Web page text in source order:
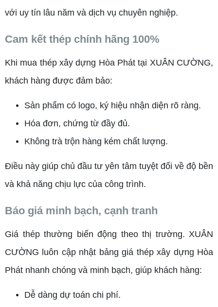
với uy tín lâu năm và dịch vụ chuyên nghiệp.
Cam kết thép chính hãng 100%
Khi mua thép xây dựng Hòa Phát tại XUÂN CƯỜNG,
khách hàng được đảm bảo:
Sản phẩm có logo, ký hiệu nhận diện rõ ràng.
Hóa đơn, chứng từ đầy đủ.
Không trà trộn hàng kém chất lượng.
Điều này giúp chủ đầu tư yên tâm tuyệt đối về độ bền
và khả năng chịu lực của công trình.
Báo giá minh bạch, cạnh tranh
Giá thép thường biến động theo thị trường. XUÂN
CƯỜNG luôn cập nhật bảng giá thép xây dựng Hòa
Phát nhanh chóng và minh bạch, giúp khách hàng:
Dễ dàng dự toán chi phí.